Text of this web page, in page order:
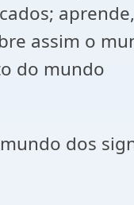
assim o
do mundo
dos